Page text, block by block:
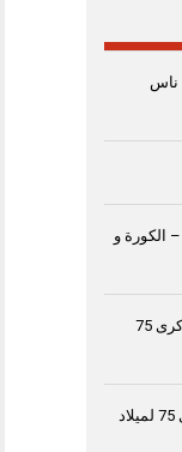
ناس
الكورة و
جوجل تحتفل بالذكرى 75
جوجل تحتفل بالذكرى 75 لميلاد